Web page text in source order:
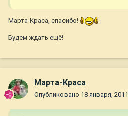
Марта-Краса, спасибо!
Будем ждать ещё!
Марта-Краса
Опубликовано 18 января, 2011